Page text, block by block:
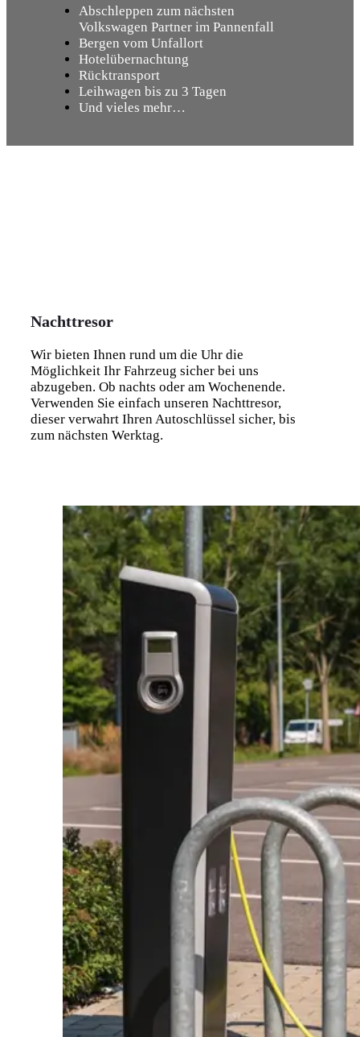
Abschleppen zum nächsten
Volkswagen Partner im Pannenfall
Bergen vom Unfallort
Hotelübernachtung
Rücktransport
Leihwagen bis zu 3 Tagen
Und vieles mehr…
Nachttresor
Wir bieten Ihnen rund um die Uhr die
Möglichkeit Ihr Fahrzeug sicher bei uns
abzugeben. Ob nachts oder am Wochenende.
Verwenden Sie einfach unseren Nachttresor,
dieser verwahrt Ihren Autoschlüssel sicher, bis
zum nächsten Werktag.